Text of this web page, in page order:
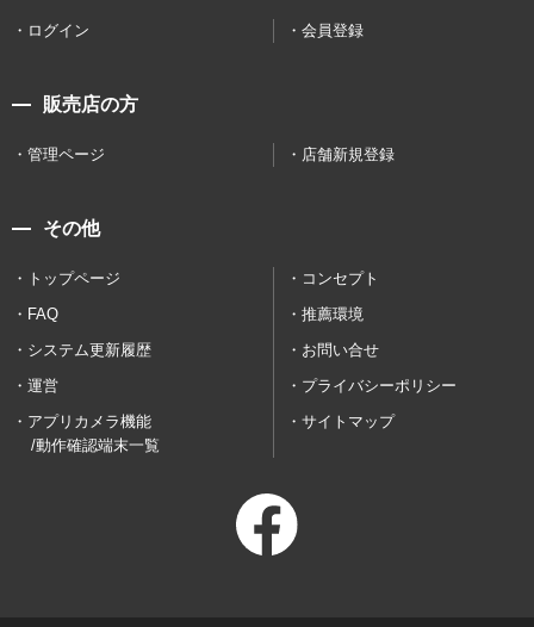
ログイン 会員登録
販売店の方
管理ページ 店舗新規登録
その他
トップページ
コンセプト
FAQ
推薦環境
システム更新履歴
お問い合せ
運営
プライバシーポリシー
アプリカメラ機能
/動作確認端末一覧
サイトマップ